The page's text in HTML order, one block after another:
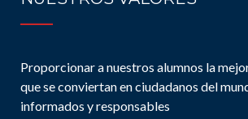
Proporcionar a nuestros alumnos la
que se conviertan en ciudadanos del
informados y responsables